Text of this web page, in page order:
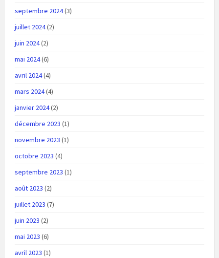
septembre 2024(3)
juillet 2024(2)
juin 2024(2)
mai 2024(6)
avril 2024(4)
mars 2024(4)
janvier 2024(2)
décembre 2023 (1)
novembre 2023 (1)
octobre 2023 (4)
septembre 2023 (1)
août 2023 (2)
juillet 2023 (7)
juin 2023 (2)
mai 2023 (6)
avril 2023 (1)